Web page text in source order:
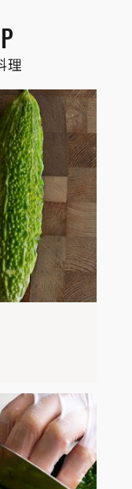
理
成薄片狀。
拌炒，加入